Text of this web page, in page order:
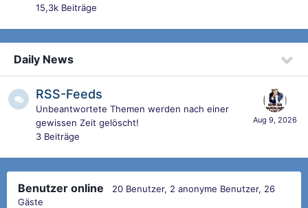
15,3k Beiträge
Daily News
RSS-Feeds
Unbeantwortete Themen werden nach einer
gewissen Zeit gelöscht!
3 Beiträge
Benutzer online 20 Benutzer, 2 anonyme Benutzer, 26
Gäste